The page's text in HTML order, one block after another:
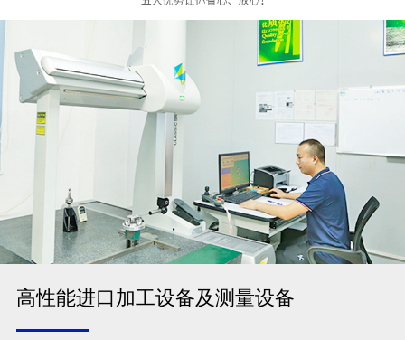
高性能进口加工设备及测量设备